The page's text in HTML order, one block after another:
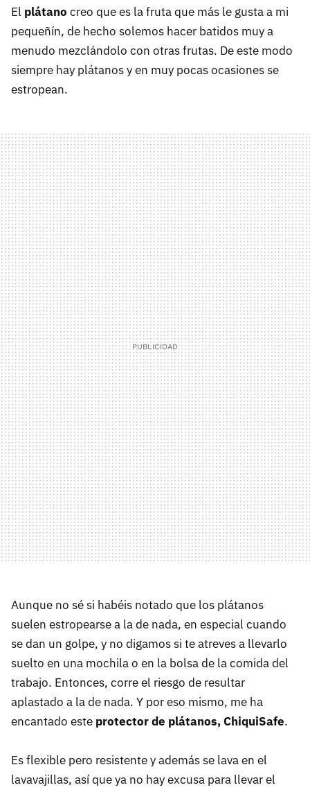
El plátano creo que es la fruta que más le gusta a mi
pequeñín, de hecho solemos hacer batidos muy a
menudo mezclándolo con otras frutas. De este modo
siempre hay plátanos y en muy pocas ocasiones se
estropean.
Aunque no sé si habéis notado que los plátanos
suelen estropearse a la de nada, en especial cuando
se dan un golpe, y no digamos si te atreves a llevarlo
suelto en una mochila o en la bolsa de la comida del
trabajo. Entonces, corre el riesgo de resultar
aplastado a la de nada. Y por eso mismo, me ha
encantado este protector de plátanos, ChiquiSafe.
Es flexible pero resistente y además se lava en el
lavavajillas, así que ya no hay excusa para llevar el